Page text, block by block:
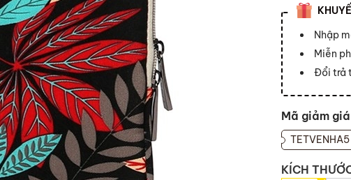
Nhập
Miễn
Đổi trả
Mã giảm giá
TETVENHA5
KÍCH